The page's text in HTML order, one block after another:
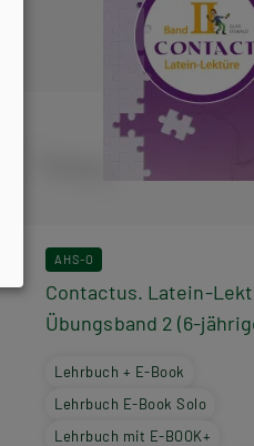
AHS-O
Contactus. Latein-
Übungsband 2 (6-
Lehrbuch + E-Book
Lehrbuch E-Book Solo
Lehrbuch mit E-BOOK+